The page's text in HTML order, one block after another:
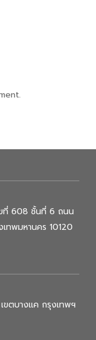
ขที่ 608 ชั้นที่ 6 ถนน
ทพมหานคร 10120
ตบางแค กรุงเทพฯ